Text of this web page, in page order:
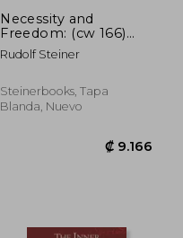
Necessity and
Freedom: (cw 166)
(The Collected Works
of Rudolf Steiner, 166)
Rudolf Steiner
Steinerbooks, Tapa
Blanda, Nuevo